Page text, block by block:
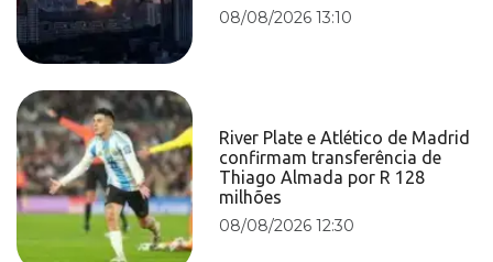
08/08/2026 13:10
River Plate e Atlético de Madrid
confirmam transferência de
Thiago Almada por R 128
milhões
08/08/2026 12:30